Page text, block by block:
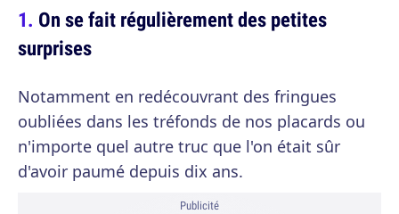
On se fait régulièrement des petites
surprises
Notamment en redécouvrant des fringues
oubliées dans les tréfonds de nos placards ou
n'importe quel autre truc que l'on était sûr
d'avoir paumé depuis dix ans.
Publicité